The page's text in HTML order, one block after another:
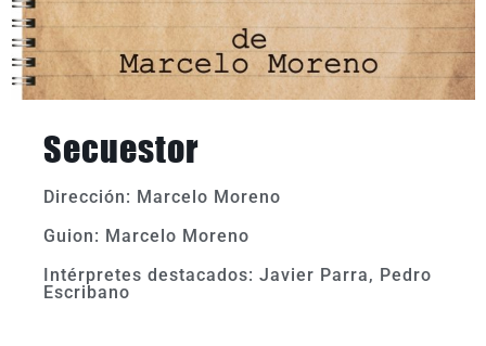
Secuestor
Dirección: Marcelo Moreno
Guion: Marcelo Moreno
Intérpretes destacados: Javier Parra, Pedro
Escribano